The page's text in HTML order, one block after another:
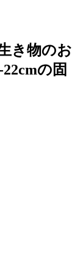
き物のお
の固